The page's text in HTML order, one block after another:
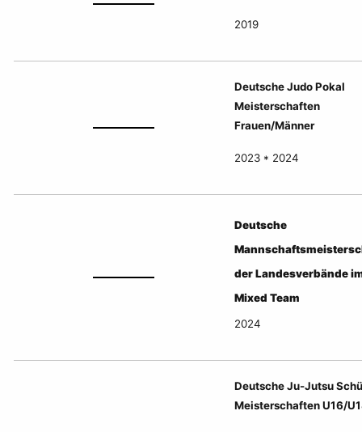
2019
Deutsche Judo Pokal
Meisterschaften
Frauen/Männer
2023 * 2024
Deutsche
der Landesverbände
Mixed Team
2024
Deutsche Ju-Jutsu
Meisterschaften U16/